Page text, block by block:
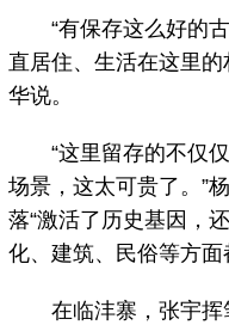
“有保存这么好的古
直居住、生活在这里
华说。
“这里留存的不仅仅
场景，这太可贵了。”
落“激活了历史基因，
化、建筑、民俗等方面
在临沣寨，张宇挥